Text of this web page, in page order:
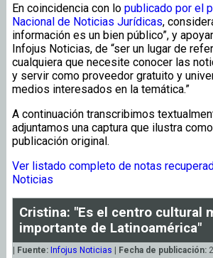
En coincidencia con lo publicado por el
Nacional de Noticias Jurídicas,
información es un bien público”, y
Infojus Noticias, de “ser un lugar de
cualquiera que necesite conocer las
y servir como proveedor gratuito y
medios interesados en la temática.”
A continuación transcribimos
adjuntamos una captura que ilustra
publicación original.
Ver listado completo de notas
Noticias
Cristina: "Es el centro cultural
importante de Latinoamérica"
Fuente: Infojus Noticias Fecha de publicación: